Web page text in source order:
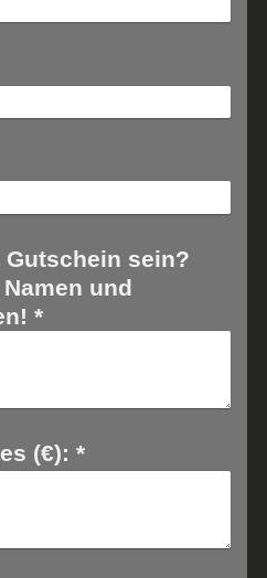
sein?
und
*
(€): *